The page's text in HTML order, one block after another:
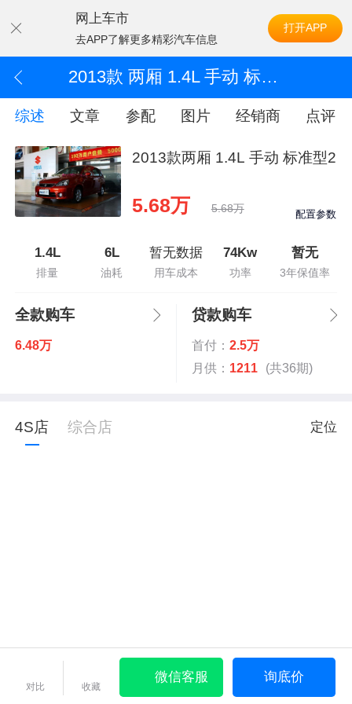
网上车市
去APP了解更多精彩汽车信息
打开APP
2013款 两厢 1.4L 手动 标准型2
综述 文章 参配 图片 经销商 点评
2013款两厢 1.4L 手动 标准型2
5.68万 5.68万 配置参数
1.4L
排量
6L
油耗
暂无数据
用车成本
74Kw
功率
暂无
3年保值率
全款购车
6.48万
贷款购车
首付： 2.5万
月供： 1211 (共36期)
4S店 综合店 定位
对比 收藏
微信客服 询底价